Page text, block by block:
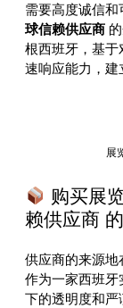
需要高度诚信和
球信赖供应商
根西班牙，基
速响应能力，建
展
购买展
赖供应商
供应商的来源地
作为一家西班
下的透明度和